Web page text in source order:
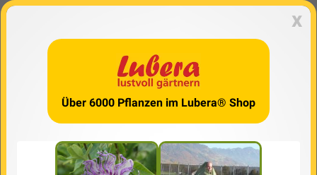
x
Über 6000 Pflanzen im Lubera® Shop